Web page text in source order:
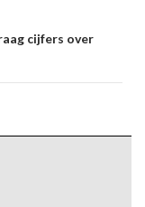
cijfers over